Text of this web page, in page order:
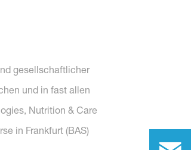
gesellschaftlicher
und in fast allen
Nutrition & Care
in Frankfurt (BAS)